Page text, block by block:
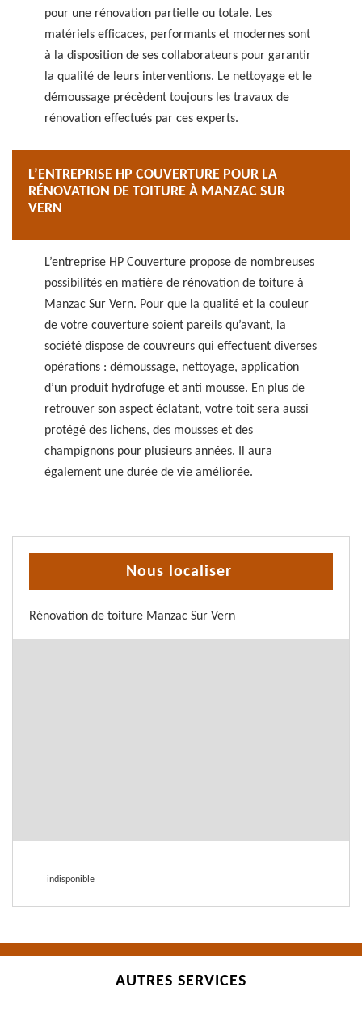
pour une rénovation partielle ou totale. Les
matériels efficaces, performants et modernes sont
à la disposition de ses collaborateurs pour garantir
la qualité de leurs interventions. Le nettoyage et le
démoussage précèdent toujours les travaux de
rénovation effectués par ces experts.
L’ENTREPRISE HP COUVERTURE POUR LA
RÉNOVATION DE TOITURE À MANZAC SUR
VERN
L’entreprise HP Couverture propose de nombreuses
possibilités en matière de rénovation de toiture à
Manzac Sur Vern. Pour que la qualité et la couleur
de votre couverture soient pareils qu’avant, la
société dispose de couvreurs qui effectuent diverses
opérations : démoussage, nettoyage, application
d’un produit hydrofuge et anti mousse. En plus de
retrouver son aspect éclatant, votre toit sera aussi
protégé des lichens, des mousses et des
champignons pour plusieurs années. Il aura
également une durée de vie améliorée.
Nous localiser
Rénovation de toiture Manzac Sur Vern
indisponible
AUTRES SERVICES